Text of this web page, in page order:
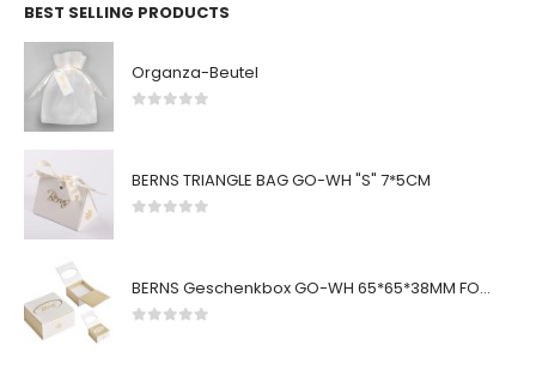
BEST SELLING PRODUCTS
Organza-Beutel
BERNS TRIANGLE BAG GO-WH "S" 7*5CM
BERNS Geschenkbox GO-WH 65*65*38MM FOR SMALL SETS